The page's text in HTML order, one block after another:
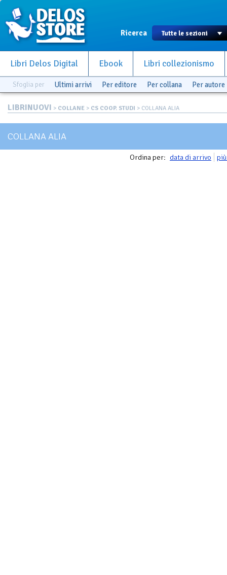
Ricerca
Libri Delos Digital Ebook Libri collezionismo
Sfoglia per Ultimi arrivi Per editore Per collana Per autore
LIBRINUOVI > COLLANE > CS COOP. STUDI > COLLANA ALIA
COLLANA ALIA
Ordina per: data di arrivo